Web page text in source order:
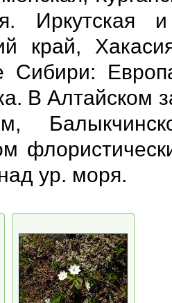
Иркутская
край,
Сибири:
В Алтайском
ур. моря.